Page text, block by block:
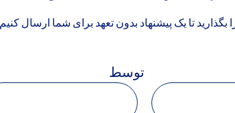
تا یک پیشنهاد بدون تعهد برای شما ارسال کنیم.
توسط